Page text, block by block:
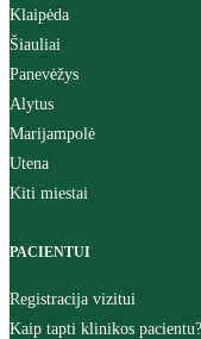
Klaipėda
Šiauliai
Panevėžys
Alytus
Marijampolė
Utena
Kiti miestai
PACIENTUI
Registracija vizitui
Kaip tapti klinikos pacientu?